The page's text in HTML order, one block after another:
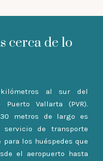
cerca de lo
al sur del
Vallarta (PVR).
metros de largo es
de transporte
los huéspedes que
el aeropuerto hasta